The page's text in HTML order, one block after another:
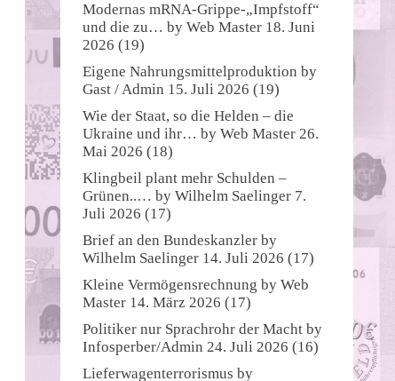
Modernas mRNA-Grippe-„Impfstoff“
und die zu… by Web Master 18. Juni
2026 (19)
Eigene Nahrungsmittelproduktion by
Gast / Admin 15. Juli 2026 (19)
Wie der Staat, so die Helden – die
Ukraine und ihr… by Web Master 26.
Mai 2026 (18)
Klingbeil plant mehr Schulden –
Grünen..… by Wilhelm Saelinger 7.
Juli 2026 (17)
Brief an den Bundeskanzler by
Wilhelm Saelinger 14. Juli 2026 (17)
Kleine Vermögensrechnung by Web
Master 14. März 2026 (17)
Politiker nur Sprachrohr der Macht by
Infosperber/Admin 24. Juli 2026 (16)
Lieferwagenterrorismus by